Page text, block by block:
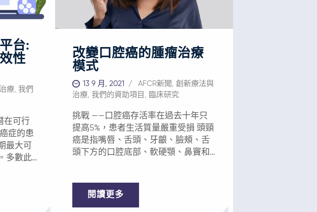
台:
性
療, 我們
在可行
最大可
多數此
重癌症
出現包
改變口腔癌的腫瘤治療
模式
13 9 月, 2021 AFCR新聞 ,創新療法與
治療 我們的資助項目 臨床研究
挑戰 ——口腔癌存活率在過去十年只
提高5%，患者生活質量嚴重受損 頭頸
癌是指嘴唇、舌頭、牙齦、臉頰、舌
頭下方的口腔底部、軟硬顎、鼻竇和
的疾病，經常受醫學界忽視，但其在
世界上最常見及最致命的癌症中位列
閱讀更多